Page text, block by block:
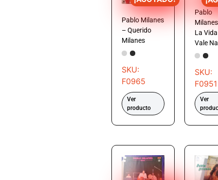
Pablo Milanes
– Querido
Milanes
SKU:
F0965
Ver
producto
Pablo
La
Vale
SKU:
F0951
Ver